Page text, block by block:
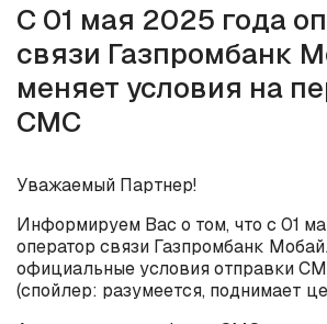
С 01 мая 2025 года
связи Газпромбанк
меняет условия на
СМС
Уважаемый Партнер!
Информируем Вас о том, что с 01
оператор связи Газпромбанк
официальные условия отправки
(спойлер: разумеется, поднимает